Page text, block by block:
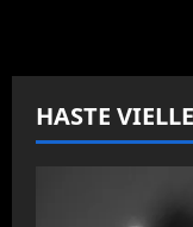
HASTE